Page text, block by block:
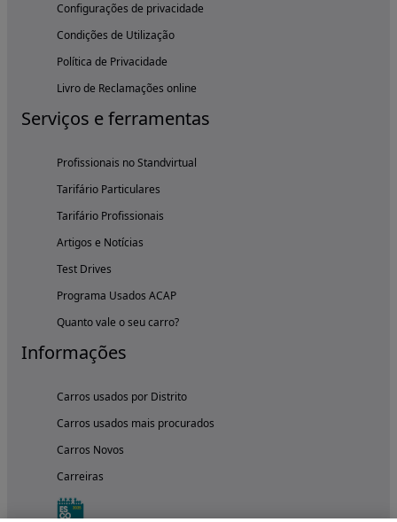
Configurações de privacidade
Condições de Utilização
Política de Privacidade
Livro de Reclamações online
Serviços e ferramentas
Profissionais no Standvirtual
Tarifário Particulares
Tarifário Profissionais
Artigos e Notícias
Test Drives
Programa Usados ACAP
Quanto vale o seu carro?
Informações
Carros usados por Distrito
Carros usados mais procurados
Carros Novos
Carreiras